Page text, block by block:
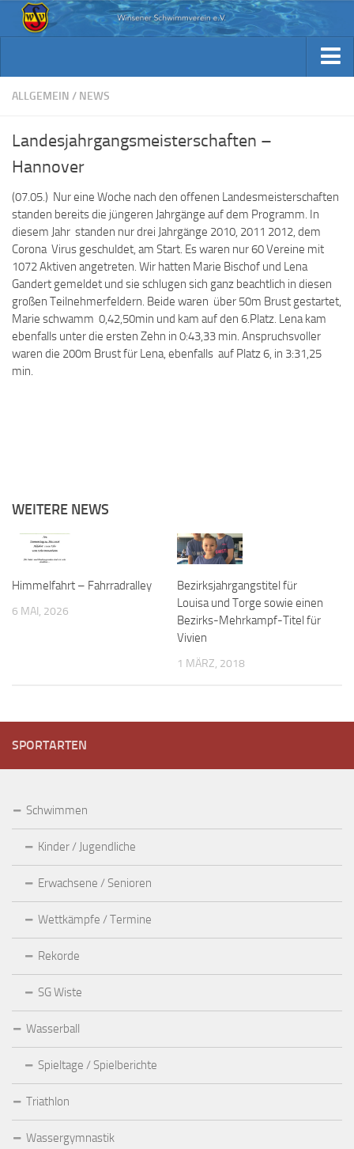
Verein / Kontakt
Sponsoren
Fotos
Beiträge & Downloads
Kennst Du schon…
Aktuelles
Trainingsplan
Sponsoren
Fotos
Beiträge & Downloads
Kennst Du schon…
ALLGEMEIN / NEWS
Landesjahrgangsmeisterschaften –
Hannover
(07.05.) Nur eine Woche nach den offenen Landesmeisterschaften
standen bereits die jüngeren Jahrgänge auf dem Programm. In
diesem Jahr standen nur drei Jahrgänge 2010, 2011 2012, dem
Corona Virus geschuldet, am Start. Es waren nur 60 Vereine mit
1072 Aktiven angetreten. Wir hatten Marie Bischof und Lena
Gandert gemeldet und sie schlugen sich ganz beachtlich in diesen
großen Teilnehmerfeldern. Beide waren über 50m Brust gestartet,
Marie schwamm 0,42,50min und kam auf den 6.Platz. Lena kam
ebenfalls unter die ersten Zehn in 0:43,33 min. Anspruchsvoller
waren die 200m Brust für Lena, ebenfalls auf Platz 6, in 3:31,25
min.
WEITERE NEWS
Himmelfahrt – Fahrradralley
6 MAI, 2026
Bezirksjahrgangstitel für
Louisa und Torge sowie einen
Bezirks-Mehrkampf-Titel für
Vivien
1 MÄRZ, 2018
SPORTARTEN
Schwimmen
Kinder / Jugendliche
Erwachsene / Senioren
Wettkämpfe / Termine
Rekorde
SG Wiste
Wasserball
Spieltage / Spielberichte
Triathlon
Wassergymnastik